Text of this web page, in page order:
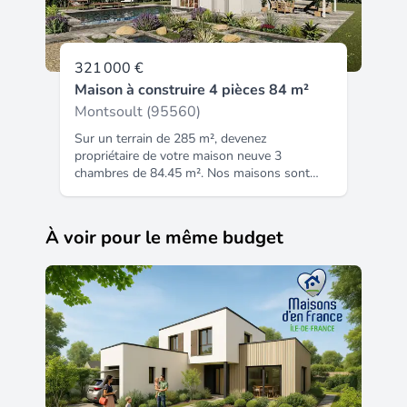
321 000 €
Maison à construire 4 pièces 84 m²
Montsoult (95560)
Sur un terrain de 285 m², devenez
propriétaire de votre maison neuve 3
chambres de 84.45 m². Nos maisons sont
chambres, mode de chauffage au choix, avec
équipements, prestations et matériaux de
du terrain : TERRAIN A BATIR Maisons d'en
France constructeur depuis 1922, nous vous
aidons dans votre projet de construction et
financement avec nos différents partenaires,
pour plus d'informations contacter nous au
06 38 69 46 16 ou 01 30 08 69 68. À 25 mn
de l'Aéroport Charles de Gaulle et 20mn
d'Argenteuil. Belle opportunité pour ce
À voir pour le même budget